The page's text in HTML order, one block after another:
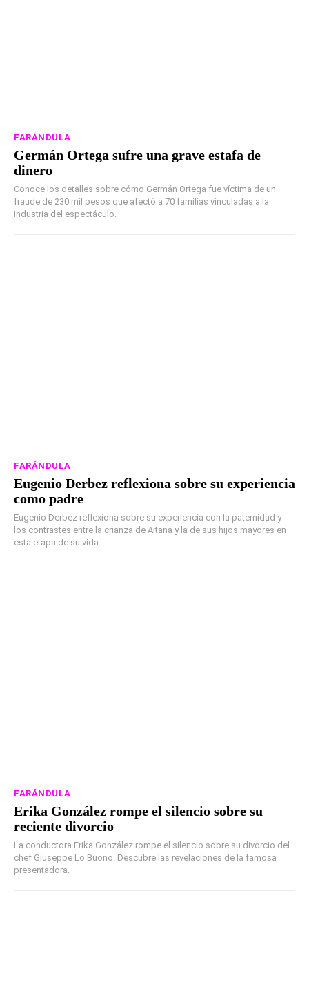
FARÁNDULA
Germán Ortega sufre una grave estafa de
dinero
Conoce los detalles sobre cómo Germán Ortega fue víctima de un
fraude de 230 mil pesos que afectó a 70 familias vinculadas a la
industria del espectáculo.
FARÁNDULA
Eugenio Derbez reflexiona sobre su experiencia
como padre
Eugenio Derbez reflexiona sobre su experiencia con la paternidad y
los contrastes entre la crianza de Aitana y la de sus hijos mayores en
esta etapa de su vida.
FARÁNDULA
Erika González rompe el silencio sobre su
reciente divorcio
La conductora Erika González rompe el silencio sobre su divorcio del
chef Giuseppe Lo Buono. Descubre las revelaciones de la famosa
presentadora.